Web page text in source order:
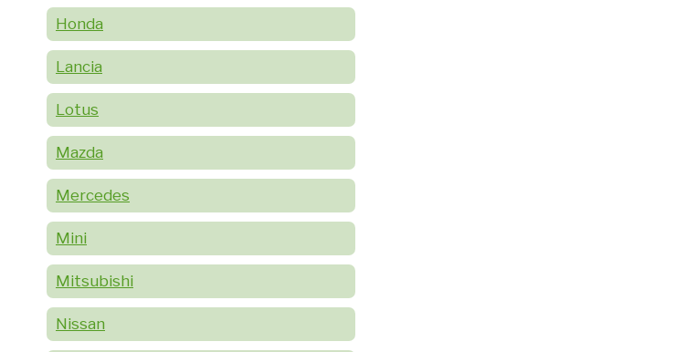
Honda
Lancia
Lotus
Mazda
Mercedes
Mini
Mitsubishi
Nissan